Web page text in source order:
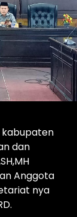
kabupaten
dan
Anggota
nya